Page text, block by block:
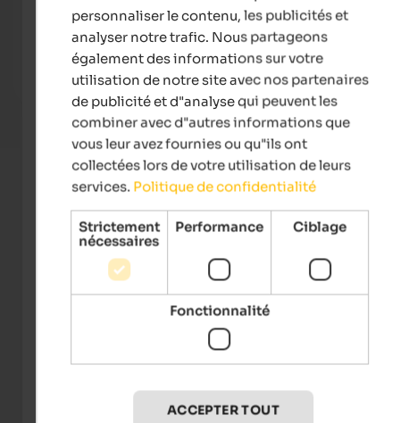
In a quiet location in Rabland, where Meran and environs
and the Vinschgau valley meet and nature offers
numerous possibilities.
To the hotel
Tourismusverein Partschins, Rabland, Töll -
personnaliser le contenu, les publicités et
analyser notre trafic. Nous partageons
également des informations sur votre
utilisation de notre site avec nos partenaires
de publicité et d"analyse qui peuvent les
combiner avec d"autres informations que
vous leur avez fournies ou qu"ils ont
collectées lors de votre utilisation de leurs
services. Politique de confidentialité
Strictement
nécessaires
Performance Ciblage
Fonctionnalité
ACCEPTER TOUT